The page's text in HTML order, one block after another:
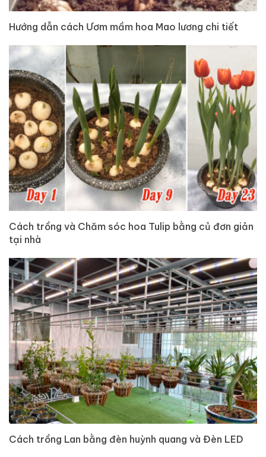
Hướng dẫn cách Ươm mầm hoa Mao lương chi tiết
Cách trồng và Chăm sóc hoa Tulip bằng củ đơn giản
tại nhà
Cách trồng Lan bằng đèn huỳnh quang và Đèn LED